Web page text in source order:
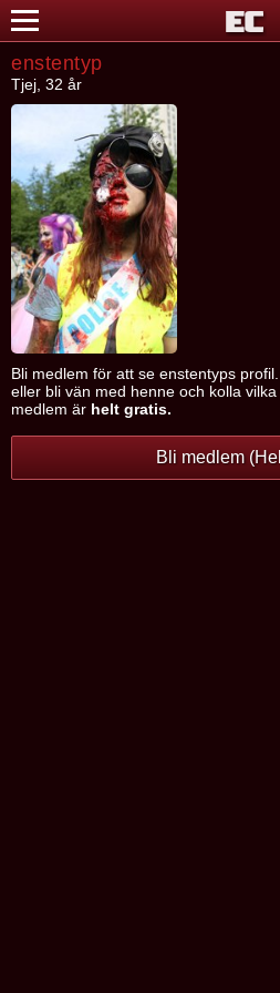
enstentyp
Tjej, 32 år
Bli medlem för att se enstentyps
eller bli vän med henne och kolla
medlem är helt gratis.
Bli medlem